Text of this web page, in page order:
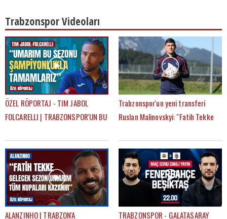
Trabzonspor Videoları
ÖZEL RÖPORTAJ - TIM JABOL
FOLCARELLI | TRABZONSPOR'UN BU
SAÇ TARZI
Trabzonspor'un yeni transferi
Ruslan Malinovskyi: "Fatih Tekke
ALANZINHO | TRABZON'A TRABZONSPOR - GALATASARAY